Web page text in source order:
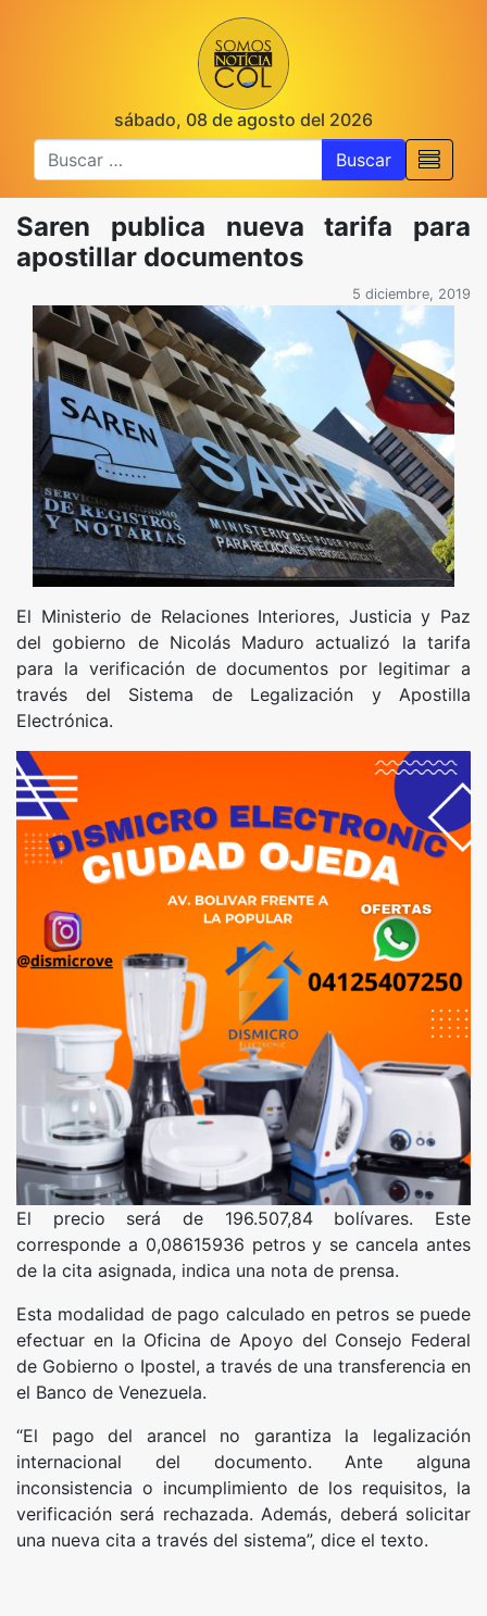
sábado, 08 de agosto del 2026
Buscar
Saren publica nueva tarifa para
apostillar documentos
5 diciembre, 2019
El Ministerio de Relaciones Interiores, Justicia y Paz
del gobierno de Nicolás Maduro actualizó la tarifa
para la verificación de documentos por legitimar a
través del Sistema de Legalización y Apostilla
Electrónica.
El precio será de 196.507,84 bolívares. Este
corresponde a 0,08615936 petros y se cancela antes
de la cita asignada, indica una nota de prensa.
Esta modalidad de pago calculado en petros se puede
efectuar en la Oficina de Apoyo del Consejo Federal
de Gobierno o Ipostel, a través de una transferencia en
el Banco de Venezuela.
“El pago del arancel no garantiza la legalización
internacional del documento. Ante alguna
inconsistencia o incumplimiento de los requisitos, la
verificación será rechazada. Además, deberá solicitar
una nueva cita a través del sistema”, dice el texto.